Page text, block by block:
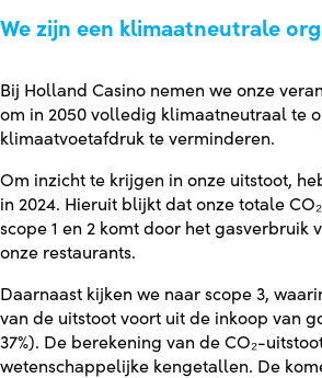
We zijn een klimaatneutrale
Bij Holland Casino nemen we onze
om in 2050 volledig klimaatneutraal te
klimaatvoetafdruk te verminderen.
Om inzicht te krijgen in onze uitstoot,
in 2024. Hieruit blijkt dat onze totale
scope 1 en 2 komt door het
onze restaurants.
Daarnaast kijken we naar scope 3,
van de uitstoot voort uit de inkoop van
37%). De berekening van de CO₂-
wetenschappelijke kengetallen. De